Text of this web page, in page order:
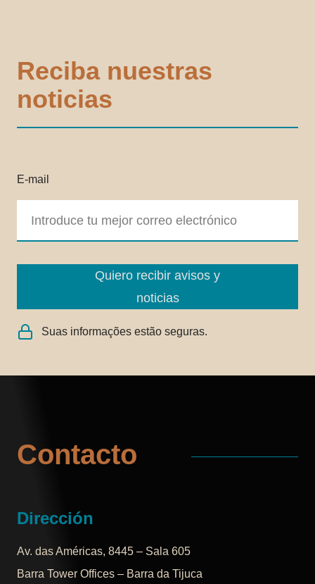
Reciba nuestras
noticias
E-mail
Quiero recibir avisos y
noticias
Suas informações estão seguras.
Contacto
Dirección
Av. das Américas, 8445 – Sala 605
Barra Tower Offices – Barra da Tijuca